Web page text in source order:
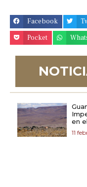
Facebook
Pocket
en
11